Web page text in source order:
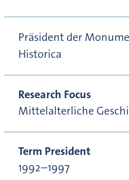
Präsident der
Historica
Research Focus
Mittelalterliche
Term President
1992–1997